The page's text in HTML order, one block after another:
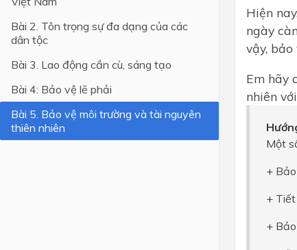
Lớp 9
Lớp 6
Bài 2. Tôn trọng sự đa dạng của các
dân tộc
Bài 3. Lao động cần cù, sáng tạo
Bài 4: Bảo vệ lẽ phải
Bài 5. Bảo vệ môi trường và tài nguyên
thiên nhiên
Hiện
ngày
vậy,
Em hãy
nhiên
Một
+
+
+